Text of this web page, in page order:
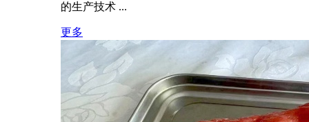
的生产技术 ...
更多